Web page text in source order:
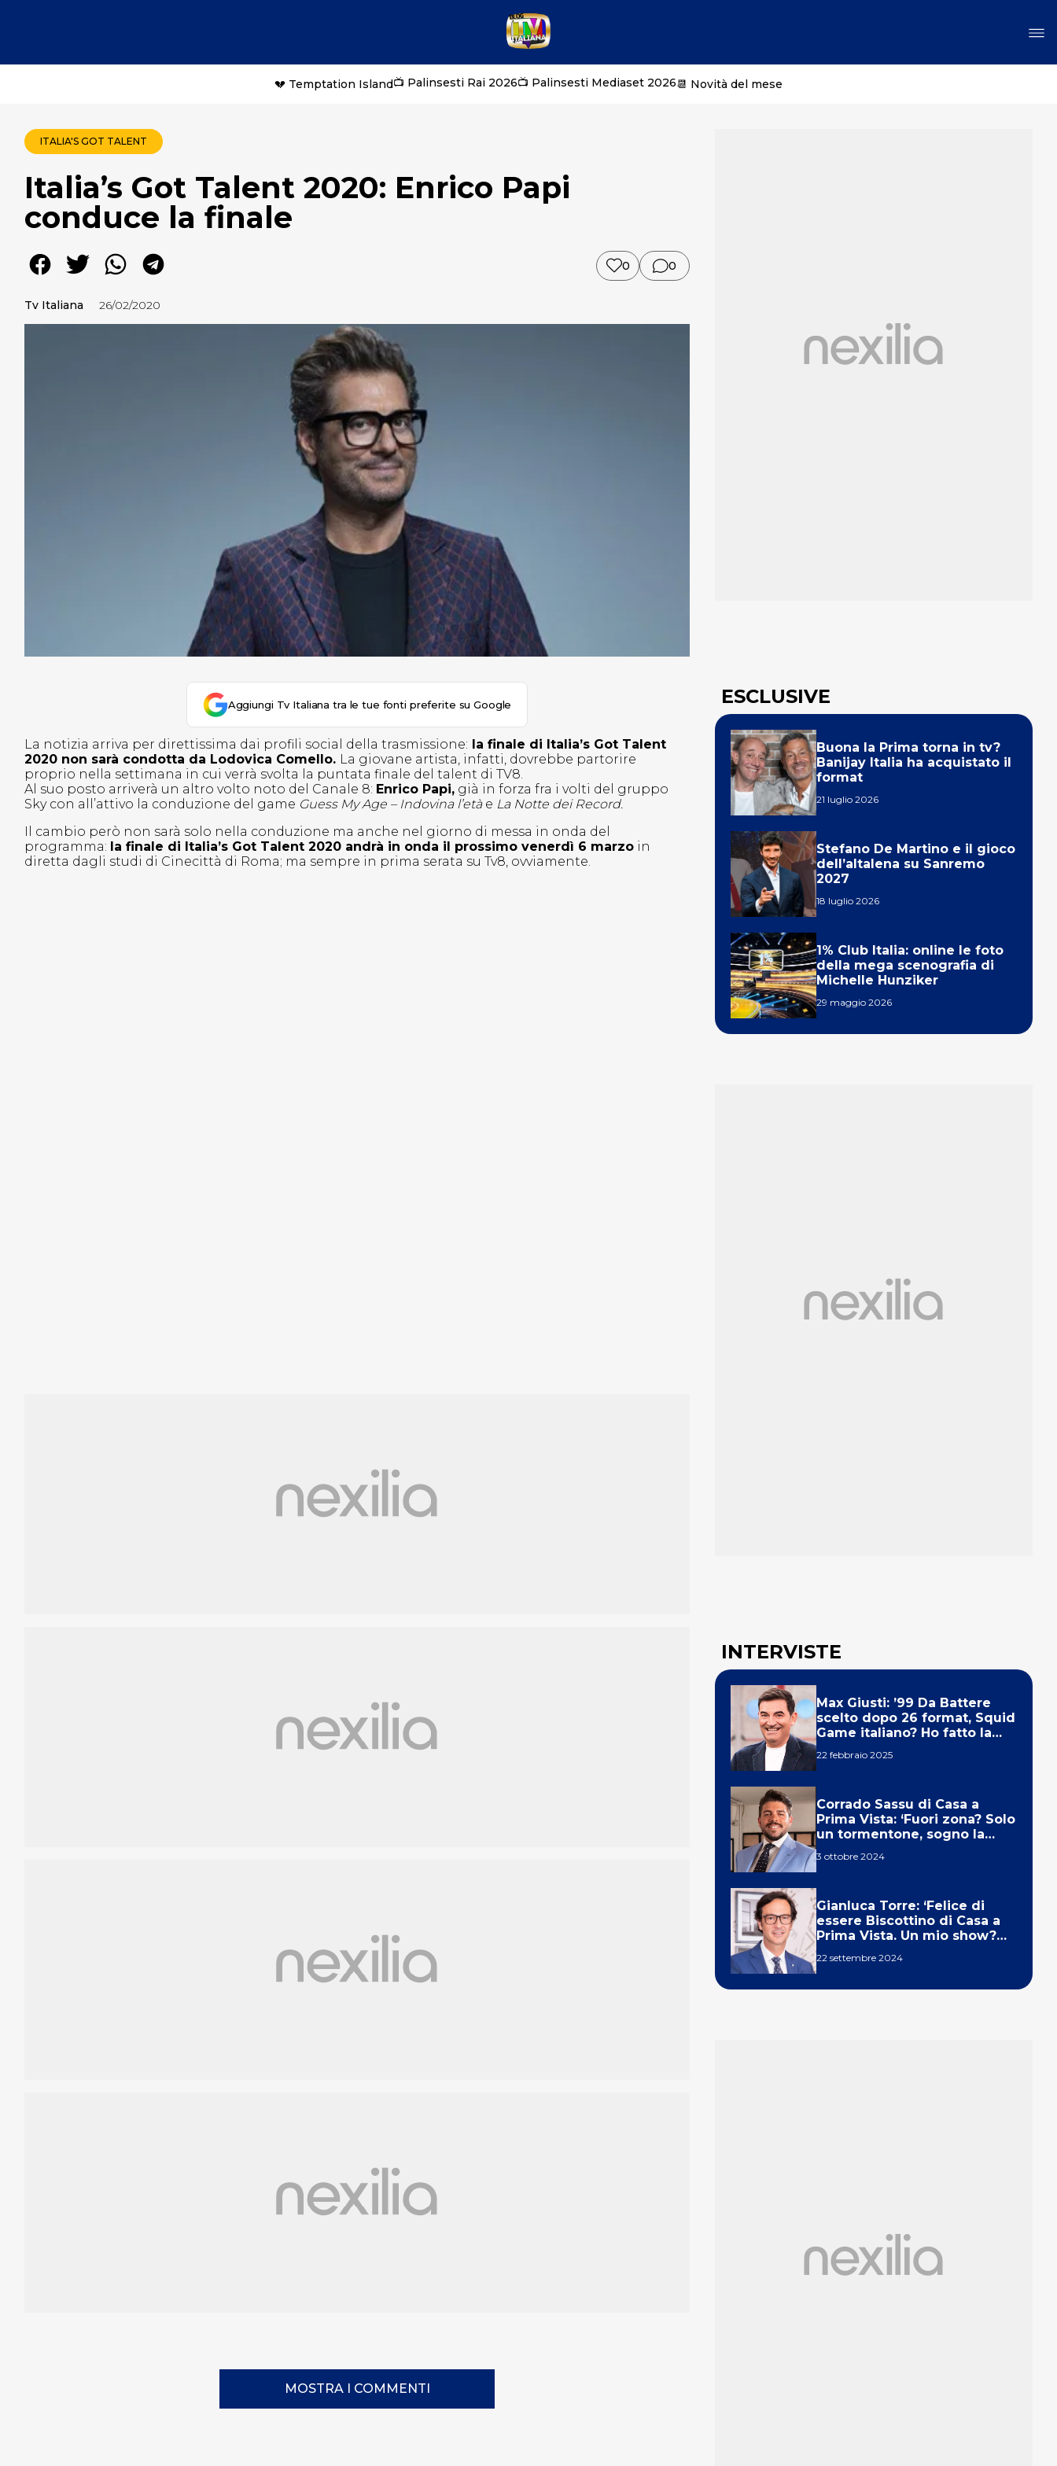
💔 Temptation Island📺 Palinsesti Rai 2026📺 Palinsesti Mediaset 2026📆 Novità del mese
ITALIA'S GOT TALENT
Italia’s Got Talent 2020: Enrico Papi
conduce la finale
0 0
Tv Italiana 26/02/2020
Aggiungi Tv Italiana tra le tue fonti preferite su Google
La notizia arriva per direttissima dai profili social della trasmissione: la finale di Italia’s Got Talent
2020 non sarà condotta da Lodovica Comello. La giovane artista, infatti, dovrebbe partorire
proprio nella settimana in cui verrà svolta la puntata finale del talent di TV8.
Al suo posto arriverà un altro volto noto del Canale 8: Enrico Papi, già in forza fra i volti del gruppo
Sky con all’attivo la conduzione del game Guess My Age – Indovina l’etàe La Notte dei Record.
Il cambio però non sarà solo nella conduzione ma anche nel giorno di messa in onda del
programma: la finale di Italia’s Got Talent 2020 andrà in onda il prossimo venerdì 6 marzo in
diretta dagli studi di Cinecittà di Roma; ma sempre in prima serata su Tv8, ovviamente.
MOSTRA I COMMENTI
ESCLUSIVE
Buona la Prima torna in tv?
Banijay Italia ha acquistato il
format
21 luglio 2026
Stefano De Martino e il gioco
dell’altalena su Sanremo
2027
18 luglio 2026
1% Club Italia: online le foto
della mega scenografia di
Michelle Hunziker
29 maggio 2026
INTERVISTE
Max Giusti: ’99 Da Battere
scelto dopo 26 format, Squid
Game italiano? Ho fatto la
22 febbraio 2025
Corrado Sassu di Casa a
Prima Vista: ‘Fuori zona? Solo
un tormentone, sogno la
3 ottobre 2024
Gianluca Torre: ‘Felice di
essere Biscottino di Casa a
Prima Vista. Un mio show?
22 settembre 2024